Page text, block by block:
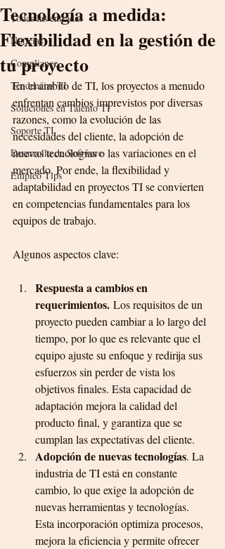
Todas las entradas
Noticias
Compliance
Tendencias TI
Soluciones en Talento TI
Soporte TI
Desarrollo de Software
Empleo Tips
Tecnología a medida:
Flexibilidad en la gestión de
tu proyecto
En el ámbito de TI, los proyectos a menudo
enfrentan cambios imprevistos por diversas
razones, como la evolución de las
necesidades del cliente, la adopción de
nuevas tecnologías o las variaciones en el
mercado. Por ende, la flexibilidad y
adaptabilidad en proyectos TI se convierten
en competencias fundamentales para los
equipos de trabajo.
Algunos aspectos clave:
Respuesta a cambios en
requerimientos. Los requisitos de un
proyecto pueden cambiar a lo largo del
tiempo, por lo que es relevante que el
equipo ajuste su enfoque y redirija sus
esfuerzos sin perder de vista los
objetivos finales. Esta capacidad de
adaptación mejora la calidad del
producto final, y garantiza que se
cumplan las expectativas del cliente.
Adopción de nuevas tecnologías. La
industria de TI está en constante
cambio, lo que exige la adopción de
nuevas herramientas y tecnologías.
Esta incorporación optimiza procesos,
mejora la eficiencia y permite ofrecer